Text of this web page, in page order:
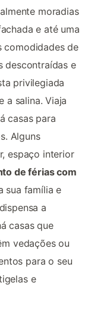
moradias
e até uma
comodidades de
descontraídas e
privilegiada
a salina. Viaja
casas para
Alguns
espaço interior
de férias com
sua família e
a
casas que
vedações ou
para o seu
e